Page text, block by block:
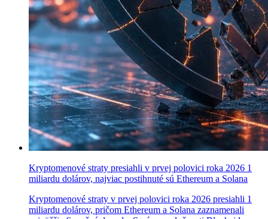
Kryptomenové straty presiahli v prvej polovici roka 2026 1
miliardu dolárov, najviac postihnuté sú Ethereum a Solana
Kryptomenové straty v prvej polovici roka 2026 presiahli 1
miliardu dolárov, pričom Ethereum a Solana zaznamenali